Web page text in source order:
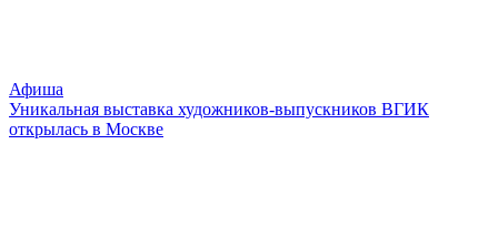
Афиша
Уникальная выставка художников-выпускников ВГИК
открылась в Москве